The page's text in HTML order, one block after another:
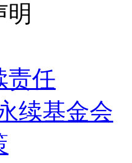
明
责任
续基金会